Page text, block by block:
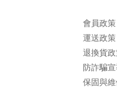
會員政策
運送政策
退換貨
防詐騙
保固與